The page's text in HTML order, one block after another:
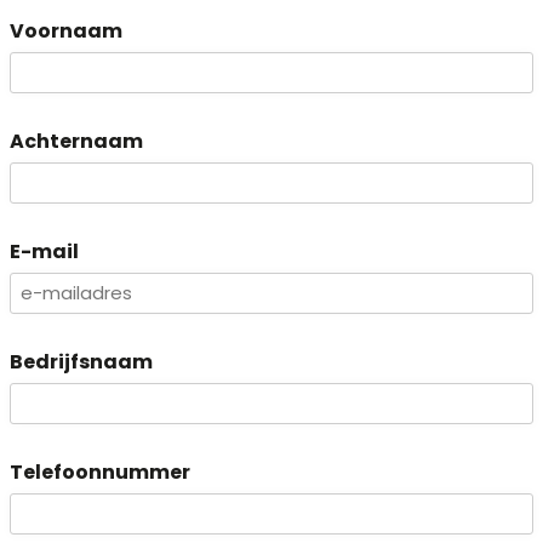
Voornaam
Achternaam
E-mail
Bedrijfsnaam
Telefoonnummer